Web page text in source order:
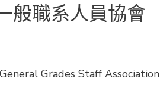
般職系人員協會
Grades Staff Association